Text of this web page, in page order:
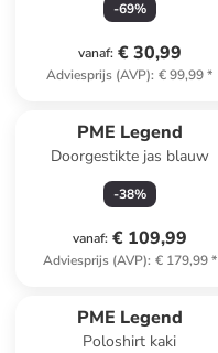
-69%
vanaf: € 30,99
Adviesprijs (AVP): € 99,99*
PME Legend
Doorgestikte jas blauw
-38%
vanaf: € 109,99
Adviesprijs (AVP): € 179,99*
PME Legend
Poloshirt kaki